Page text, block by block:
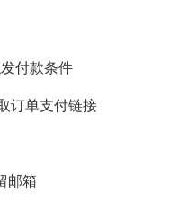
付款条件
订单支付链接
邮箱